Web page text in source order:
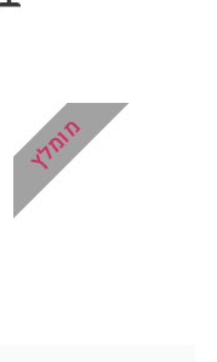
מומלץ